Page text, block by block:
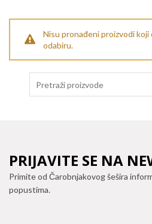
Nisu pronađeni proizvodi koji
odabiru.
for:
PRIJAVITE SE NA
Primite od Čarobnjakovog šešira
popustima.